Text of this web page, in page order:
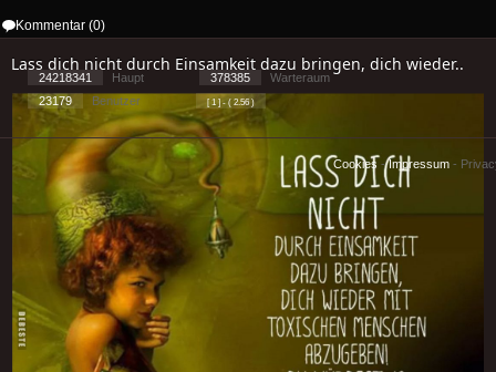
Kommentar (0)
Lass dich nicht durch Einsamkeit dazu bringen, dich wieder..
24218341 Haupt 378385
Warteraum
23179
Benutzer [ 1 ] - ( 2.56 )
Cookies -Impressum -